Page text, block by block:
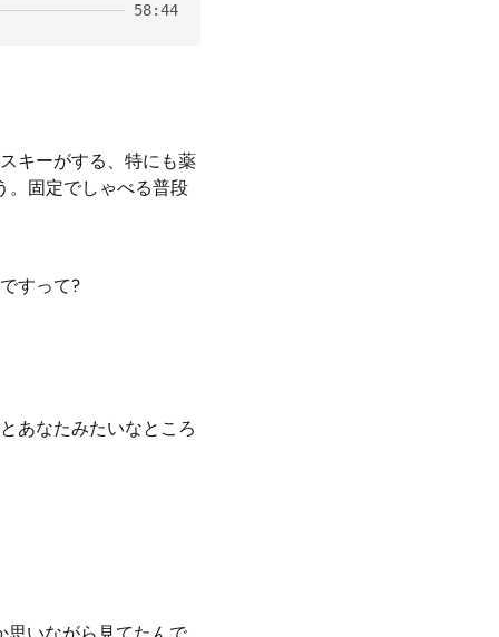
58:44
キーがする、特にも薬
。固定でしゃべる普段
すって?
あなたみたいなところ